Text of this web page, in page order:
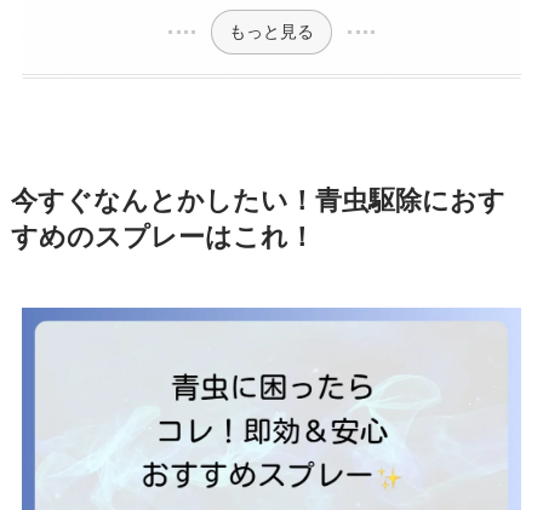
もっと見る
今すぐなんとかしたい！青虫駆除におす
すめのスプレーはこれ！